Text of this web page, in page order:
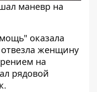
маневр на
оказала
женщину
на
рядовой